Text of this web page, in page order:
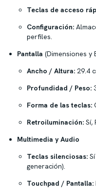
Teclas de acceso
Configuración:
perfiles.
Pantalla (Dimensiones y
Ancho / Altura: 29.4
Profundidad / Peso:
Forma de las teclas:
Retroiluminación: Sí,
Multimedia y Audio
Teclas silenciosas:
generación).
Touchpad / Pantalla: